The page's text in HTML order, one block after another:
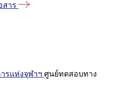
สาร
รแห่งจุฬาฯ ศูนย์ทดสอบทาง